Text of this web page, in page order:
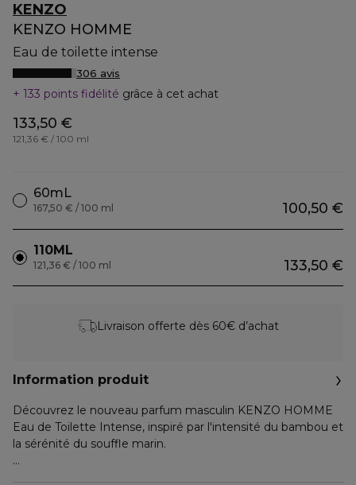
KENZO
KENZO HOMME
Eau de toilette intense
306 avis
133 points fidélité grâce à cet achat
133,50 €
121,36 € / 100 ml
60mL
100,50 €
167,50 € / 100 ml
110ML
133,50 €
121,36 € / 100 ml
Livraison offerte dès 60€ d’achat
Information produit
Découvrez le nouveau parfum masculin KENZO HOMME
Eau de Toilette Intense, inspiré par l'intensité du bambou et
la sérénité du souffle marin.